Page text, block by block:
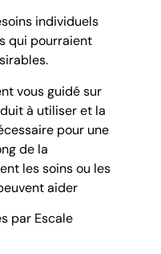
individuels
qui pourraient
vous guidé sur
à utiliser et la
pour une
de la
les soins ou les
aider
par Escale